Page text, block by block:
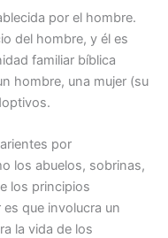
por el hombre.
del hombre, y él es
familiar bíblica
hombre, una mujer (su
por
los abuelos, sobrinas,
los principios
que involucra un
la vida de los